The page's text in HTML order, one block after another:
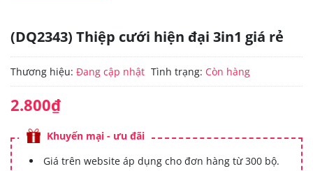
(DQ2343) Thiệp cưới hiện đại 3in1 giá rẻ
Thương hiệu: Đang cập nhật Tình trạng: Còn hàng
2.800₫
Khuyến mại - ưu đãi
Giá trên website áp dụng cho đơn hàng từ 300 bộ.